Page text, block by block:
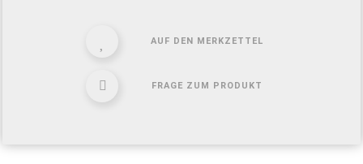
AUF DEN MERKZETTEL
FRAGE ZUM PRODUKT